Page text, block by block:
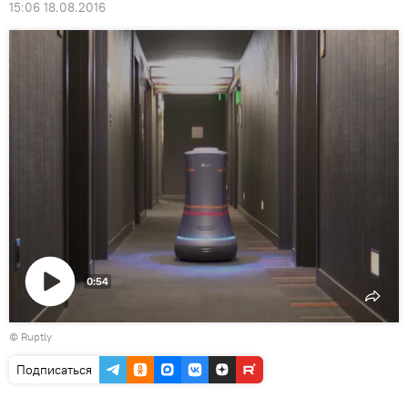
15:06 18.08.2016
Воспроизвести
видео
0:54
© Ruptly
Подписаться